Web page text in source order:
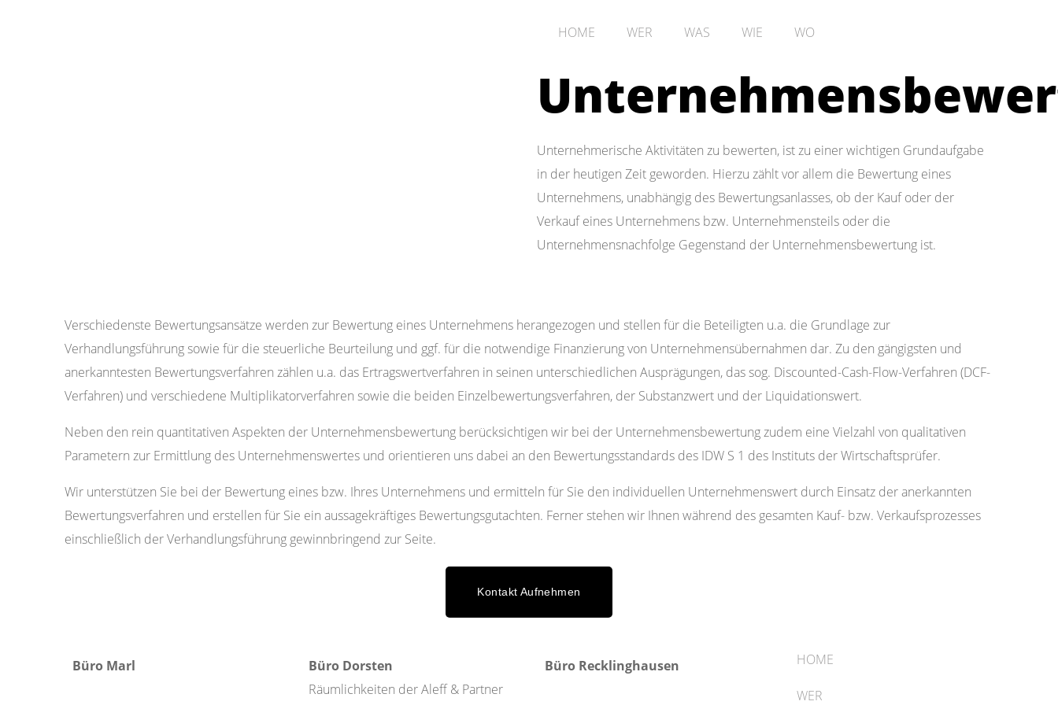
HOME WER WAS WIE WO
Unternehmerische Aktivitäten zu bewerten, ist zu einer wichtigen Grundaufgabe
in der heutigen Zeit geworden. Hierzu zählt vor allem die Bewertung eines
Unternehmens, unabhängig des Bewertungsanlasses, ob der Kauf oder der
Verkauf eines Unternehmens bzw. Unternehmensteils oder die
Unternehmensnachfolge Gegenstand der Unternehmensbewertung ist.
Verschiedenste Bewertungsansätze werden zur Bewertung eines Unternehmens herangezogen und stellen für die Beteiligten u.a. die Grundlage zur
Verhandlungsführung sowie für die steuerliche Beurteilung und ggf. für die notwendige Finanzierung von Unternehmensübernahmen dar. Zu den gängigsten und
anerkanntesten Bewertungsverfahren zählen u.a. das Ertragswertverfahren in seinen unterschiedlichen Ausprägungen, das sog. Discounted-Cash-Flow-Verfahren (DCF-
Verfahren) und verschiedene Multiplikatorverfahren sowie die beiden Einzelbewertungsverfahren, der Substanzwert und der Liquidationswert.
Neben den rein quantitativen Aspekten der Unternehmensbewertung berücksichtigen wir bei der Unternehmensbewertung zudem eine Vielzahl von qualitativen
Parametern zur Ermittlung des Unternehmenswertes und orientieren uns dabei an den Bewertungsstandards des IDW S 1 des Instituts der Wirtschaftsprüfer.
Wir unterstützen Sie bei der Bewertung eines bzw. Ihres Unternehmens und ermitteln für Sie den individuellen Unternehmenswert durch Einsatz der anerkannten
Bewertungsverfahren und erstellen für Sie ein aussagekräftiges Bewertungsgutachten. Ferner stehen wir Ihnen während des gesamten Kauf- bzw. Verkaufsprozesses
einschließlich der Verhandlungsführung gewinnbringend zur Seite.
Kontakt Aufnehmen
Büro Marl
Büro Dorsten
Räumlichkeiten der Aleff & Partner
Büro Recklinghausen HOME
WER